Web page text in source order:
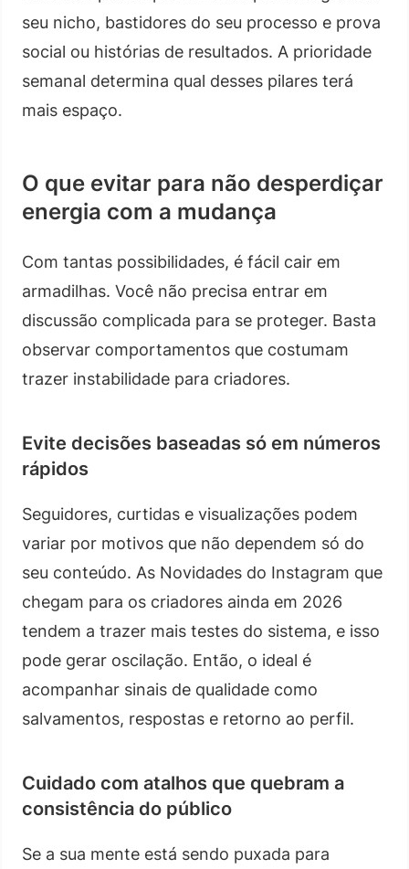
seu nicho, bastidores do seu processo e prova
social ou histórias de resultados. A prioridade
semanal determina qual desses pilares terá
mais espaço.
O que evitar para não desperdiçar
energia com a mudança
Com tantas possibilidades, é fácil cair em
armadilhas. Você não precisa entrar em
discussão complicada para se proteger. Basta
observar comportamentos que costumam
trazer instabilidade para criadores.
Evite decisões baseadas só em números
rápidos
Seguidores, curtidas e visualizações podem
variar por motivos que não dependem só do
seu conteúdo. As Novidades do Instagram que
chegam para os criadores ainda em 2026
tendem a trazer mais testes do sistema, e isso
pode gerar oscilação. Então, o ideal é
acompanhar sinais de qualidade como
salvamentos, respostas e retorno ao perfil.
Cuidado com atalhos que quebram a
consistência do público
Se a sua mente está sendo puxada para